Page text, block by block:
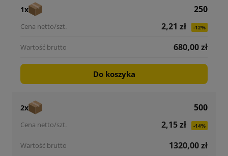
1x
250
2,21 zł
-12%
680,00 zł
Do koszyka
2x
500
2,15 zł
-14%
1320,00 zł